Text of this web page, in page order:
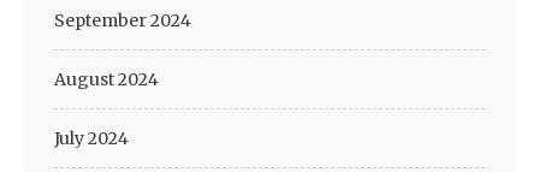
September 2024
August 2024
July 2024